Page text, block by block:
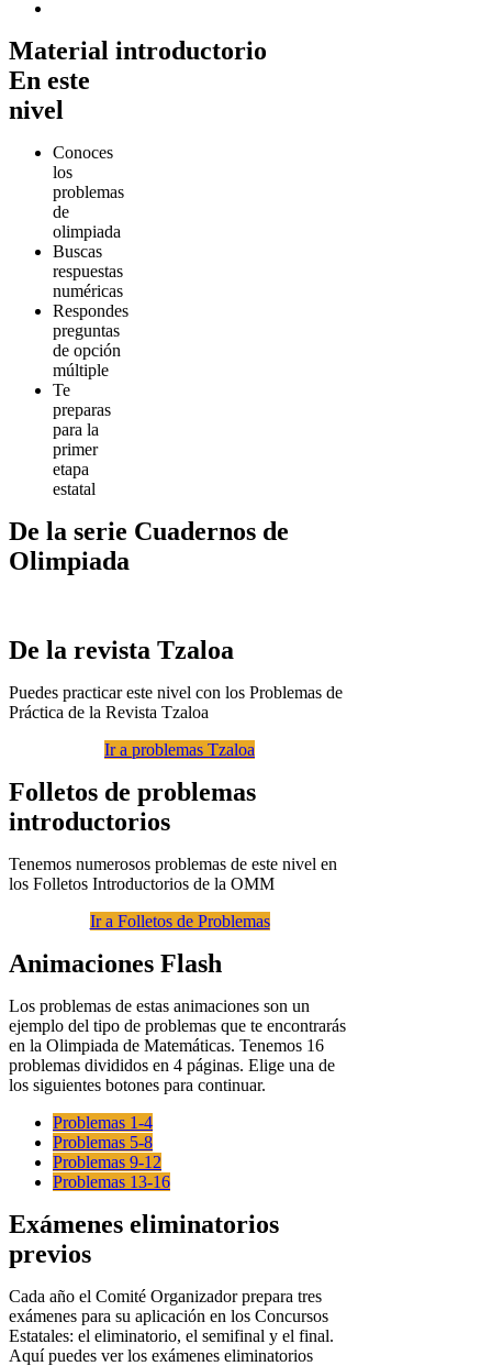
Material introductorio
En este
nivel
Conoces
los
problemas
de
olimpiada
Buscas
respuestas
numéricas
Respondes
preguntas
de opción
múltiple
Te
preparas
para la
primer
etapa
estatal
De la serie Cuadernos de
Olimpiada
De la revista Tzaloa
Puedes practicar este nivel con los Problemas de
Práctica de la Revista Tzaloa
Ir a problemas Tzaloa
Folletos de problemas
introductorios
Tenemos numerosos problemas de este nivel en
los Folletos Introductorios de la OMM
Ir a Folletos de Problemas
Animaciones Flash
Los problemas de estas animaciones son un
ejemplo del tipo de problemas que te encontrarás
en la Olimpiada de Matemáticas. Tenemos 16
problemas divididos en 4 páginas. Elige una de
los siguientes botones para continuar.
Problemas 1-4
Problemas 5-8
Problemas 9-12
Problemas 13-16
Exámenes eliminatorios
previos
Cada año el Comité Organizador prepara tres
exámenes para su aplicación en los Concursos
Estatales: el eliminatorio, el semifinal y el final.
Aquí puedes ver los exámenes eliminatorios